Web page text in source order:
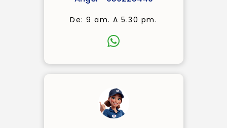
De: 9 am. A 5.30 pm.